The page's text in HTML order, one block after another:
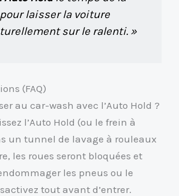
laisser la voiture
sur le ralenti. »
(FAQ)
au car-wash avec l’Auto Hold ?
l’Auto Hold (ou le frein à
un tunnel de lavage à rouleaux
les roues seront bloquées et
les pneus ou le
tout avant d’entrer.